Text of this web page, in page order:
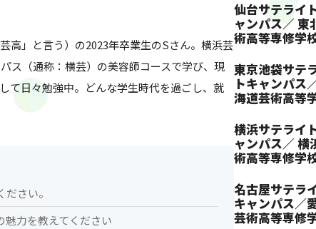
高」と言う）の2023年卒業生のSさん。横浜芸
ス（通称：横芸）の美容師コースで学び、現
て日々勉強中。どんな学生時代を過ごし、就
さい。
魅力を教えてください
仙台サテライ
ャンパス／ 東
術高等専修学
東京池袋サテ
トキャンパス
海道芸術高等
横浜サテライ
ャンパス／ 横
術高等専修学
名古屋サテラ
キャンパス／
芸術高等専修